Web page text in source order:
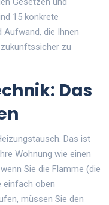
15 konkrete
Aufwand, die Ihnen
zu
Das
Das ist
Wohnung wie einen
Sie die Flamme (die
einfach oben
müssen Sie den